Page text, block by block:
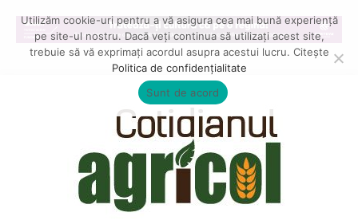
Utilizăm cookie-uri pentru a vă asigura cea mai bună experiență
pe site-ul nostru. Dacă veți continua să utilizați acest site,
trebuie să vă exprimați acordul asupra acestui lucru. Citește
Politica de confidențialitate
Sunt de acord